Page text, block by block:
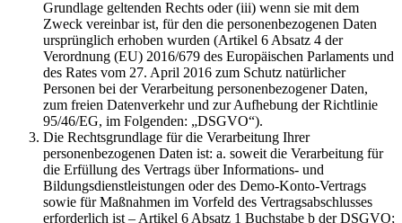
Grundlage geltenden Rechts oder (iii) wenn sie mit dem
Zweck vereinbar ist, für den die personenbezogenen Daten
ursprünglich erhoben wurden (Artikel 6 Absatz 4 der
Verordnung (EU) 2016/679 des Europäischen Parlaments und
des Rates vom 27. April 2016 zum Schutz natürlicher
Personen bei der Verarbeitung personenbezogener Daten,
zum freien Datenverkehr und zur Aufhebung der Richtlinie
95/46/EG, im Folgenden: „DSGVO“).
Die Rechtsgrundlage für die Verarbeitung Ihrer
personenbezogenen Daten ist: a. soweit die Verarbeitung für
die Erfüllung des Vertrags über Informations- und
Bildungsdienstleistungen oder des Demo-Konto-Vertrags
sowie für Maßnahmen im Vorfeld des Vertragsabschlusses
erforderlich ist – Artikel 6 Absatz 1 Buchstabe b der DSGVO;